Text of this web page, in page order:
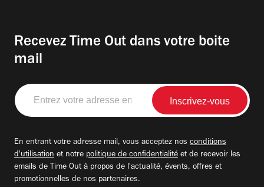
Recevez Time Out dans votre boite
mail
Entrez
votre
adresse
En entrant votre adresse mail, vous acceptez nos conditions
d'utilisation et notre politique de confidentialité et de recevoir les
emails de Time Out à propos de l'actualité, évents, offres et
promotionnelles de nos partenaires.